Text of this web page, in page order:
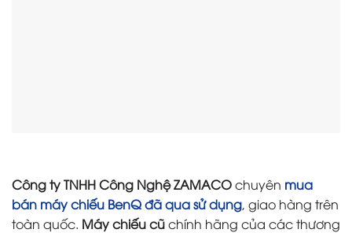
Công ty TNHH Công Nghệ ZAMACOchuyên mua
bán máy chiếu BenQ đã qua sử dụng, giao hàng trên
toàn quốc. Máy chiếu cũchính hãng của các thương